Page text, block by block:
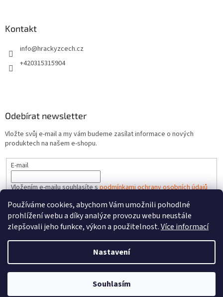
Používáme cookies, abychom Vám umožnili pohodlné
prohlížení webu a díky analýze provozu webu neustále
zlepšovali jeho funkce, výkon a použitelnost.Více informací
Nastavení
Souhlasím
Kontakt
info@hrackyzcech.cz
+420315315904
Odebírat newsletter
Vložte svůj e-mail a my vám budeme zasílat informace o nových
produktech na našem e-shopu.
E-mail
Vložením e-mailu souhlasíte spodmínkami ochrany osobních údajů
PŘIHLÁSIT SE
Vytvořil Shoptet
HRACKYzCECH.cz. Všechna práva vyhrazena.